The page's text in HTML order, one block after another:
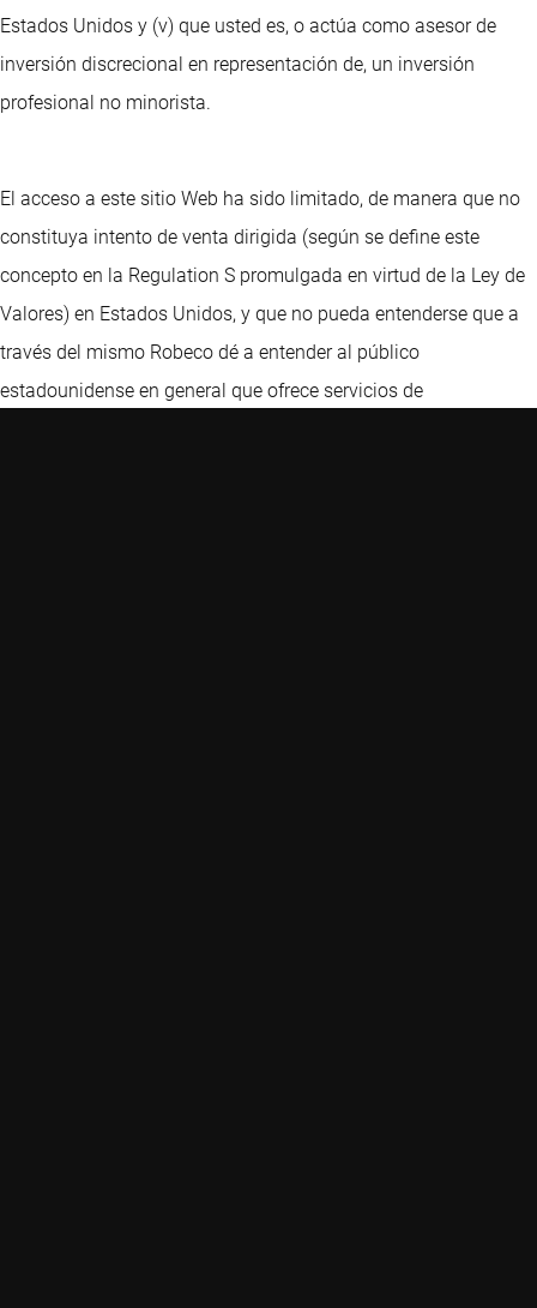
Estados Unidos y (v) que usted es, o actúa como asesor de
inversión discrecional en representación de, un inversión
profesional no minorista.
El acceso a este sitio Web ha sido limitado, de manera que no
constituya intento de venta dirigida (según se define este
concepto en la Regulation S promulgada en virtud de la Ley de
Valores) en Estados Unidos, y que no pueda entenderse que a
través del mismo Robeco dé a entender al público
estadounidense en general que ofrece servicios de